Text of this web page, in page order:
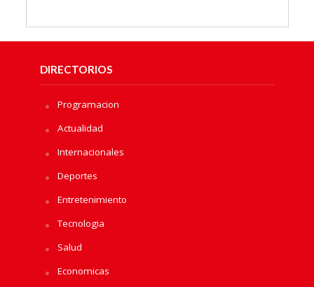
DIRECTORIOS
Programacion
Actualidad
Internacionales
Deportes
Entretenimiento
Tecnologia
Salud
Economicas